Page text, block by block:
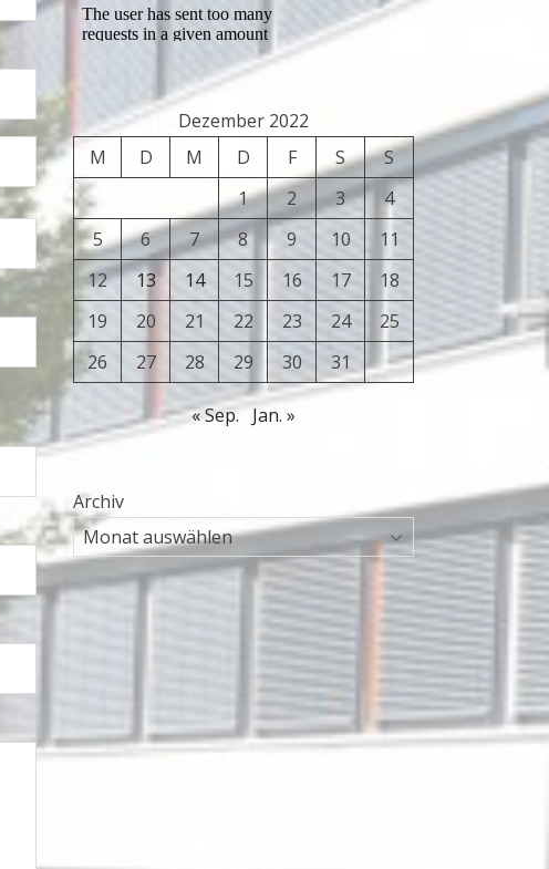
Dezember 2022
M
D M D F S
S
1
2 3
4
5
6 7 8 9 10
11
12
13 14 15 16 17
18
19
20 21 22 23 24
25
26
27 28 29 30 31
« Sep. Jan. »
Archiv